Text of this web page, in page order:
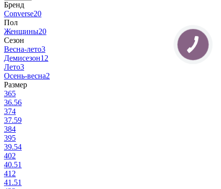
Бренд
Converse20
Пол
Женщины20
Сезон
Весна-лето3
Демисезон12
Лето3
Осень-весна2
Размер
365
36.56
374
37.59
384
395
39.54
402
40.51
41 2
41.51